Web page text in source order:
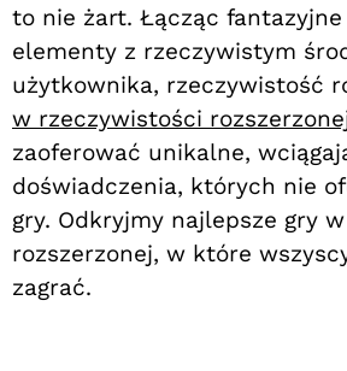
to nie żart. Łącząc
elementy z rzeczywistym
użytkownika, rzeczywistość
w rzeczywistości
zaoferować unikalne,
doświadczenia, których nie
gry. Odkryjmy najlepsze gry
rozszerzonej, w które
zagrać.